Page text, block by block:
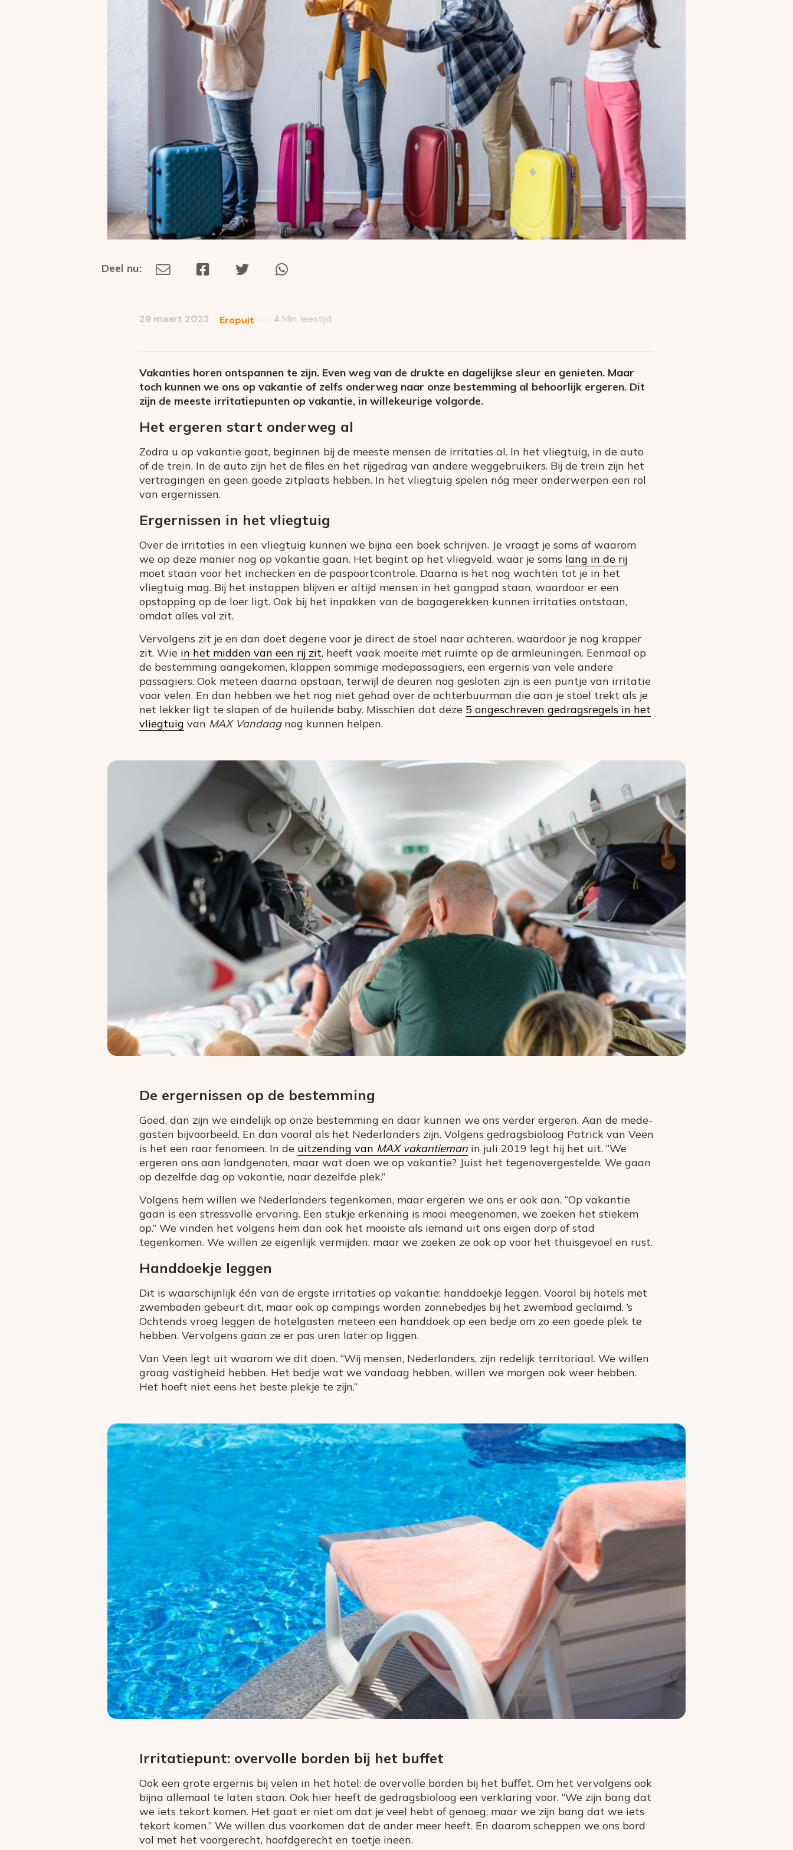
Deel
Deel nu:
mail
29 maart 2023 Eropuit — 4 Min. leestijd
Vakanties horen ontspannen te zijn. Even weg van de drukte en dagelijkse sleur en genieten. Maar
toch kunnen we ons op vakantie of zelfs onderweg naar onze bestemming al behoorlijk ergeren. Dit
zijn de meeste irritatiepunten op vakantie, in willekeurige volgorde.
Het ergeren start onderweg al
Zodra u op vakantie gaat, beginnen bij de meeste mensen de irritaties al. In het vliegtuig, in de auto
of de trein. In de auto zijn het de files en het rijgedrag van andere weggebruikers. Bij de trein zijn het
vertragingen en geen goede zitplaats hebben. In het vliegtuig spelen nóg meer onderwerpen een rol
van ergernissen.
Ergernissen in het vliegtuig
Over de irritaties in een vliegtuig kunnen we bijna een boek schrijven. Je vraagt je soms af waarom
we op deze manier nog op vakantie gaan. Het begint op het vliegveld, waar je soms lang in de rij
moet staan voor het inchecken en de paspoortcontrole. Daarna is het nog wachten tot je in het
vliegtuig mag. Bij het instappen blijven er altijd mensen in het gangpad staan, waardoor er een
opstopping op de loer ligt. Ook bij het inpakken van de bagagerekken kunnen irritaties ontstaan,
omdat alles vol zit.
Vervolgens zit je en dan doet degene voor je direct de stoel naar achteren, waardoor je nog krapper
zit. Wie in het midden van een rij zit, heeft vaak moeite met ruimte op de armleuningen. Eenmaal op
de bestemming aangekomen, klappen sommige medepassagiers, een ergernis van vele andere
passagiers. Ook meteen daarna opstaan, terwijl de deuren nog gesloten zijn is een puntje van irritatie
voor velen. En dan hebben we het nog niet gehad over de achterbuurman die aan je stoel trekt als je
net lekker ligt te slapen of de huilende baby. Misschien dat deze 5 ongeschreven gedragsregels in het
vliegtuig van MAX Vandaagnog kunnen helpen.
De ergernissen op de bestemming
Goed, dan zijn we eindelijk op onze bestemming en daar kunnen we ons verder ergeren. Aan de mede-
gasten bijvoorbeeld. En dan vooral als het Nederlanders zijn. Volgens gedragsbioloog Patrick van Veen
is het een raar fenomeen. In de uitzending van MAX vakantieman in juli 2019 legt hij het uit. “We
ergeren ons aan landgenoten, maar wat doen we op vakantie? Juist het tegenovergestelde. We gaan
op dezelfde dag op vakantie, naar dezelfde plek.”
Volgens hem willen we Nederlanders tegenkomen, maar ergeren we ons er ook aan. “Op vakantie
gaan is een stressvolle ervaring. Een stukje erkenning is mooi meegenomen, we zoeken het stiekem
op.” We vinden het volgens hem dan ook het mooiste als iemand uit ons eigen dorp of stad
tegenkomen. We willen ze eigenlijk vermijden, maar we zoeken ze ook op voor het thuisgevoel en rust.
Handdoekje leggen
Dit is waarschijnlijk één van de ergste irritaties op vakantie: handdoekje leggen. Vooral bij hotels met
zwembaden gebeurt dit, maar ook op campings worden zonnebedjes bij het zwembad geclaimd. ’s
Ochtends vroeg leggen de hotelgasten meteen een handdoek op een bedje om zo een goede plek te
hebben. Vervolgens gaan ze er pas uren later op liggen.
Van Veen legt uit waarom we dit doen. “Wij mensen, Nederlanders, zijn redelijk territoriaal. We willen
graag vastigheid hebben. Het bedje wat we vandaag hebben, willen we morgen ook weer hebben.
Het hoeft niet eens het beste plekje te zijn.”
Irritatiepunt: overvolle borden bij het buffet
Ook een grote ergernis bij velen in het hotel: de overvolle borden bij het buffet. Om het vervolgens ook
bijna allemaal te laten staan. Ook hier heeft de gedragsbioloog een verklaring voor. “We zijn bang dat
we iets tekort komen. Het gaat er niet om dat je veel hebt of genoeg, maar we zijn bang dat we iets
tekort komen.” We willen dus voorkomen dat de ander meer heeft. En daarom scheppen we ons bord
vol met het voorgerecht, hoofdgerecht en toetje ineen.